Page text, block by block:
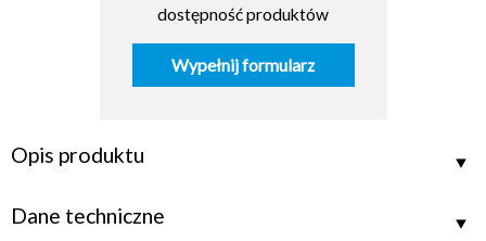
dostępność produktów
Wypełnij formularz
Opis produktu
Dane techniczne